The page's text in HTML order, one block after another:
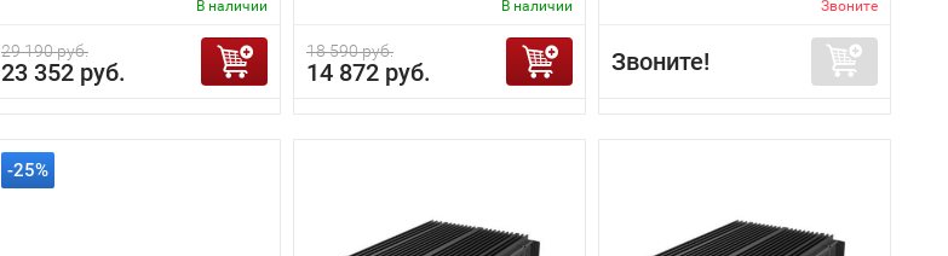
В наличии
29 190 руб.
23 352 руб.
В наличии
18 590 руб.
14 872 руб.
Звоните
Звоните!
-25%